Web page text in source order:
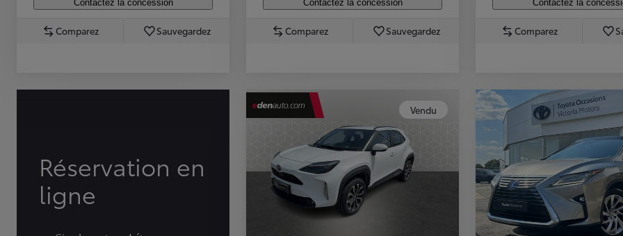
TOYOTA C-HR
Contactez la concession
Comparez Sauvegardez
Contactez la concession
Comparez Sauvegardez
Contactez la
Comparez
Réservation en
ligne
Vendu